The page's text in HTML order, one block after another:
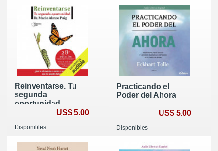
Reinventarse. Tu
segunda
oportunidad
US$ 5.00
Disponibles
Practicando el
Poder del Ahora
US$ 5.00
Disponibles